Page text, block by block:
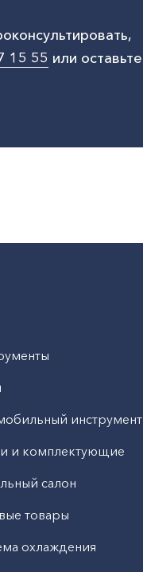
15 55 или оставьте
инструмент
и комплектующие
салон
товары
охлаждения